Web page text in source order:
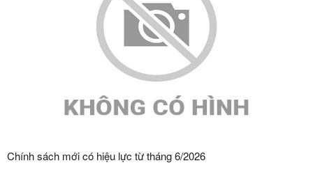
Chính sách mới có hiệu lực từ tháng 6/2026